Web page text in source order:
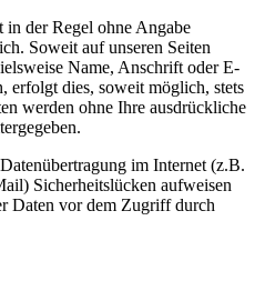
in der Regel ohne Angabe
Soweit auf unseren Seiten
Name, Anschrift oder E-
erfolgt dies, soweit möglich, stets
werden ohne Ihre ausdrückliche
im Internet (z.B.
Sicherheitslücken aufweisen
Daten vor dem Zugriff durch